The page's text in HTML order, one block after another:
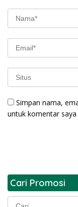
Simpan nama,
untuk komentar saya
Cari Promosi
Cari